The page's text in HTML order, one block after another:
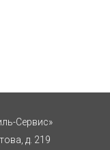
Сервис»
д. 219